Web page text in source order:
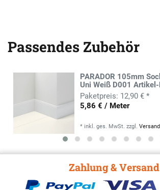
Passendes Zubehör
PARADOR 105mm
Uni Weiß D001
12,90 € *
5,86 € / Meter
* inkl. ges. MwSt. zzgl.
Zahlung & Versand